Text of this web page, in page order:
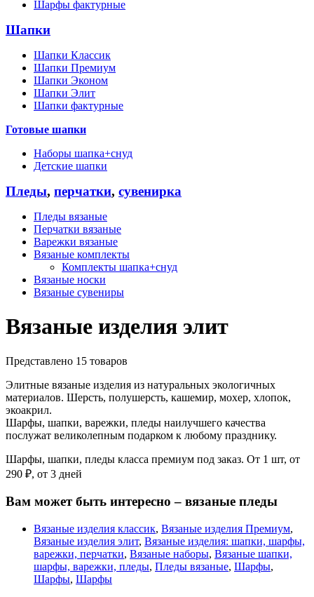
Шарфы фактурные
Шапки
Шапки Классик
Шапки Премиум
Шапки Эконом
Шапки Элит
Шапки фактурные
Готовые шапки
Наборы шапка+снуд
Детские шапки
Пледы, перчатки, сувенирка
Пледы вязаные
Перчатки вязаные
Варежки вязаные
Вязаные комплекты
Комплекты шапка+снуд
Вязаные носки
Вязаные сувениры
Вязаные изделия элит
Представлено 15 товаров
Элитные вязаные изделия из натуральных экологичных
материалов. Шерсть, полушерсть, кашемир, мохер, хлопок,
экоакрил.
Шарфы, шапки, варежки, пледы наилучшего качества
послужат великолепным подарком к любому празднику.
Шарфы, шапки, пледы класса премиум под заказ. От 1 шт, от
290 ₽, от 3 дней
Вам может быть интересно – вязаные пледы
Вязаные изделия классик, Вязаные изделия Премиум,
Вязаные изделия элит, Вязаные изделия: шапки, шарфы,
варежки, перчатки, Вязаные наборы, Вязаные шапки,
шарфы, варежки, пледы, Пледы вязаные, Шарфы,
Шарфы, Шарфы